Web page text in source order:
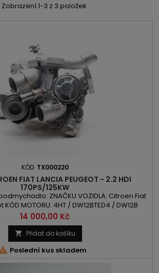
Zobrazení 1-3 z 3 položek
KÓD: TX000220
FIAT LANCIA PEUGEOT - 2.2 HDI
170PS/125KW
ZNAČKU VOZIDLA: Citroen Fiat
MOTORU: 4HT / DW12BTED4 / DW12B
VÝKON: 125kW/170PS ROK VÝROBY: 2006
-
Cena
14 000,00 Kč
 Přidat do košíku
Poslední kus skladem